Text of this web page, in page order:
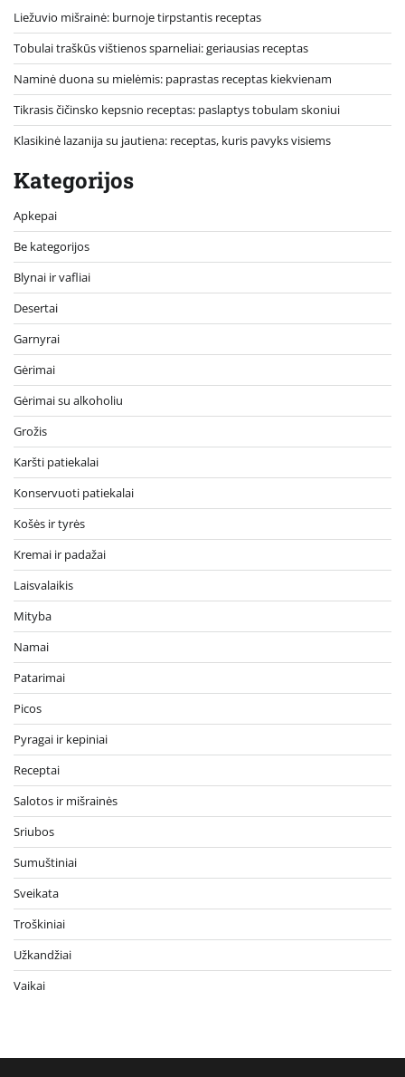
Liežuvio mišrainė: burnoje tirpstantis receptas
Tobulai traškūs vištienos sparneliai: geriausias receptas
Naminė duona su mielėmis: paprastas receptas kiekvienam
Tikrasis čičinsko kepsnio receptas: paslaptys tobulam skoniui
Klasikinė lazanija su jautiena: receptas, kuris pavyks visiems
Kategorijos
Apkepai
Be kategorijos
Blynai ir vafliai
Desertai
Garnyrai
Gėrimai
Gėrimai su alkoholiu
Grožis
Karšti patiekalai
Konservuoti patiekalai
Košės ir tyrės
Kremai ir padažai
Laisvalaikis
Mityba
Namai
Patarimai
Picos
Pyragai ir kepiniai
Receptai
Salotos ir mišrainės
Sriubos
Sumuštiniai
Sveikata
Troškiniai
Užkandžiai
Vaikai